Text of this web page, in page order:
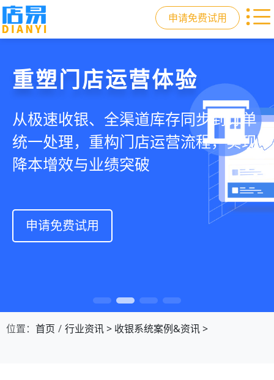
申请免费试用
门店收银，就用店易
智慧收银+商品库存+会员增长+小程序
商城，一套系统解决开店管店及业绩
增长难题
申请免费试用
重塑门店运营体验
从极速收银、全渠道库存同步到订单
统一处理，重构门店运营流程，实现
降本增效与业绩突破
申请免费试用
驱动私域会员增长
从支付即会员、精准营销到优惠券互
通，驱动私域流量沉淀和会员复购，
提升忠诚度和营销效果
申请免费试用
快速拓展生意边界
借助小程序商城、线上引流到线下售
后，打通全域销售渠道，拓展生意边
界，提升顾客体验
申请免费试用
位置： 首页 行业资讯> 收银系统案例&资讯>